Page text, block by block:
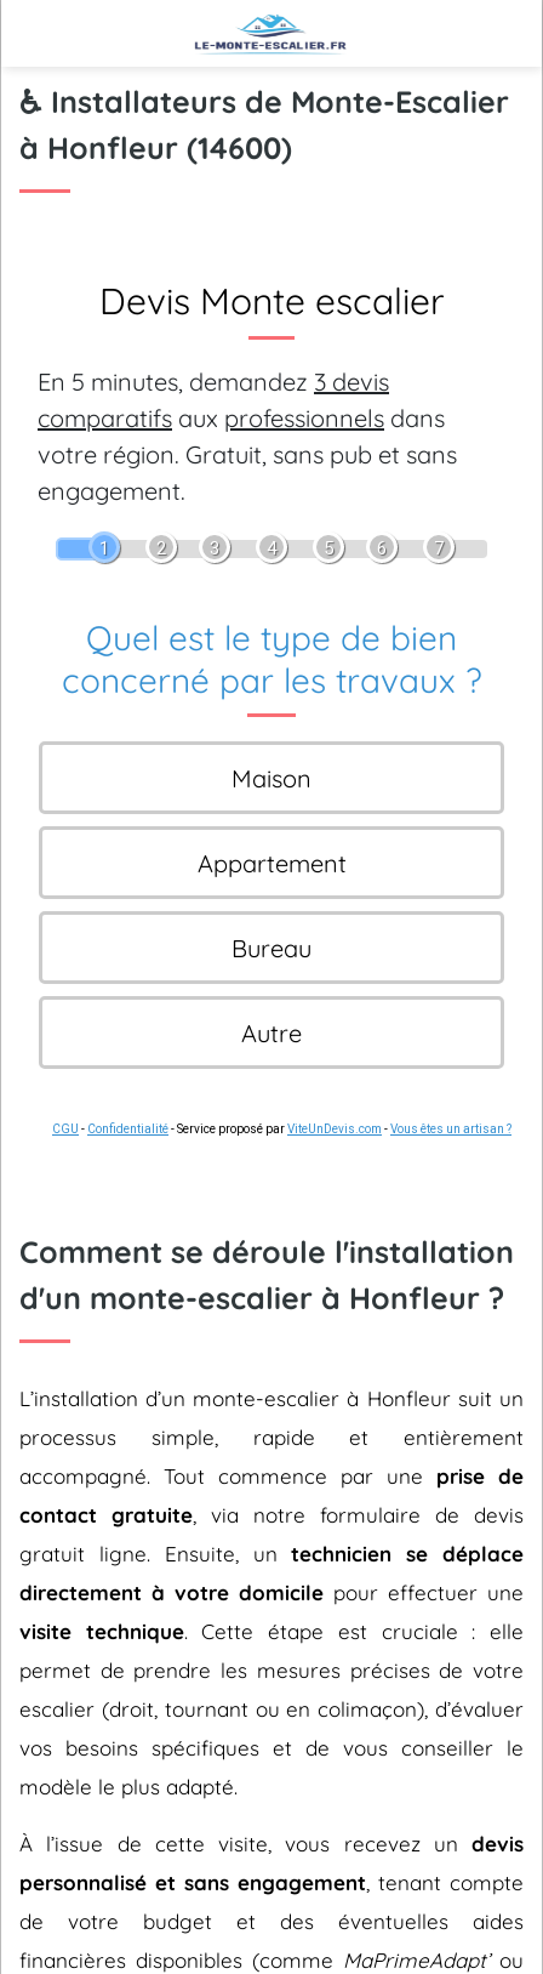
♿ Installateurs de Monte-Escalier
à Honfleur (14600)
Devis Monte escalier
En 5 minutes, demandez 3 devis
comparatifs aux professionnels dans
votre région. Gratuit, sans pub et sans
engagement.
1 2 3 4 5 6 7
Quel est le type de bien
concerné par les travaux ?
Maison
Appartement
Bureau
Autre
CGU - Confidentialité- Service proposé parViteUnDevis.com -Vous êtes un artisan ?
Comment se déroule l'installation
d'un monte-escalier à Honfleur ?
L’installation d’un monte-escalier à Honfleur suit un
processus simple, rapide et entièrement
accompagné. Tout commence par une prise de
contact gratuite , via notre formulaire de devis
gratuit ligne. Ensuite, untechnicien se déplace
directement à votre domicile pour effectuer une
visite technique. Cette étape est cruciale : elle
permet de prendre les mesures précises de votre
escalier (droit, tournant ou en colimaçon), d’évaluer
vos besoins spécifiques et de vous conseiller le
modèle le plus adapté.
À l’issue de cette visite, vous recevez un devis
personnalisé et sans engagement , tenant compte
de votre budget et des éventuelles aides
financières disponibles (comme MaPrimeAdapt’ou